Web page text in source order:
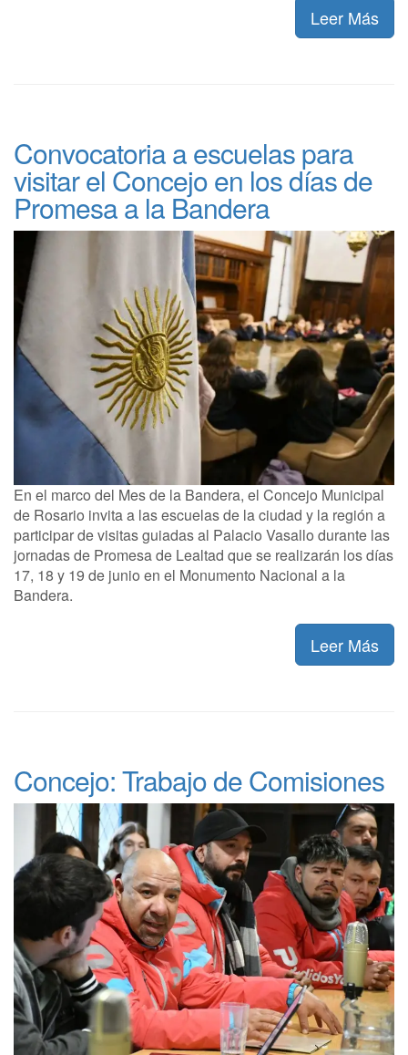
Leer Más
Convocatoria a escuelas para
visitar el Concejo en los días de
Promesa a la Bandera
En el marco del Mes de la Bandera, el Concejo Municipal
de Rosario invita a las escuelas de la ciudad y la región a
participar de visitas guiadas al Palacio Vasallo durante las
jornadas de Promesa de Lealtad que se realizarán los días
17, 18 y 19 de junio en el Monumento Nacional a la
Bandera.
Leer Más
Concejo: Trabajo de Comisiones